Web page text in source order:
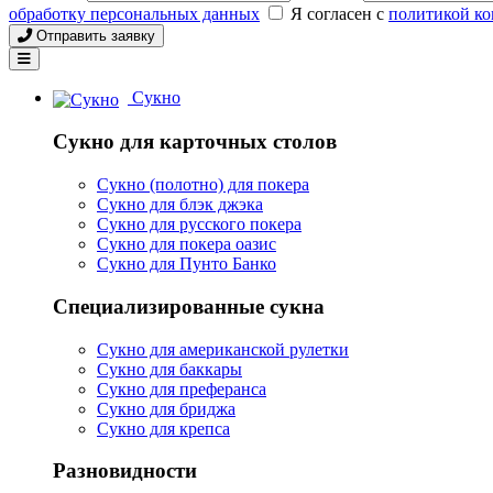
обработку персональных данных
Я согласен с политикой
Отправить заявку
Сукно
Сукно для карточных столов
Сукно (полотно) для покера
Сукно для блэк джэка
Сукно для русского покера
Сукно для покера оазис
Сукно для Пунто Банко
Специализированные сукна
Сукно для американской рулетки
Сукно для баккары
Сукно для преферанса
Сукно для бриджа
Сукно для крепса
Разновидности